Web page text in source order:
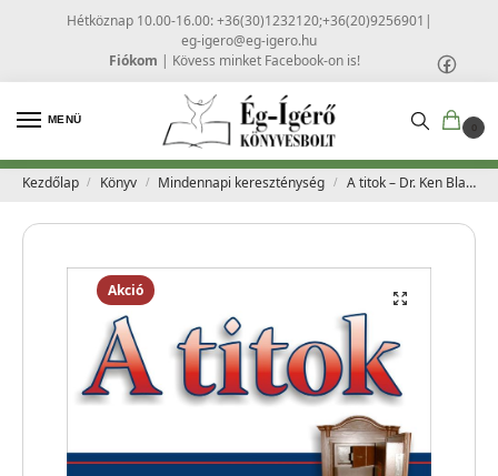
Hétköznap 10.00-16.00: +36(30)1232120;+36(20)9256901 |
eg-igero@eg-igero.hu
Fiókom | Kövess minket Facebook-on is!
MENÜ
0
Kezdőlap / Könyv / Mindennapi kereszténység / A titok – Dr. Ken Blanchard, Mark Miller
Akció